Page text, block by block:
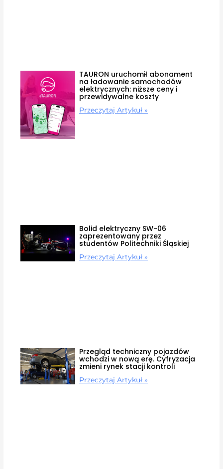
TAURON uruchomił abonament
na ładowanie samochodów
elektrycznych: niższe ceny i
przewidywalne koszty
Przeczytaj Artykuł »
Bolid elektryczny SW-06
zaprezentowany przez
studentów Politechniki Śląskiej
Przeczytaj Artykuł »
Przegląd techniczny pojazdów
wchodzi w nową erę. Cyfryzacja
zmieni rynek stacji kontroli
Przeczytaj Artykuł »